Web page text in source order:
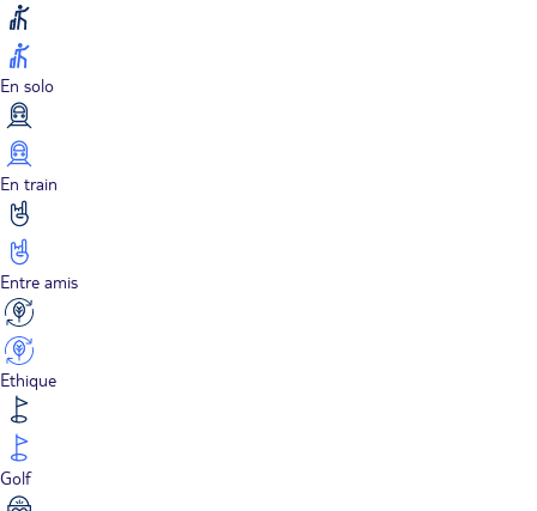
En solo
En train
Entre amis
Ethique
Golf